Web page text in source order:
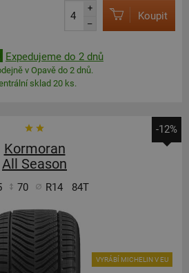
+
–
Koupit
Expedujeme do 2 dnů
v Opavě do 2 dnů.
sklad 20 ks.
-12%
Kormoran
All Season
70 R14 84T
VYRÁBÍ MICHELIN V EU